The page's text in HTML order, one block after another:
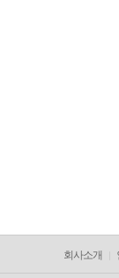
회사소개